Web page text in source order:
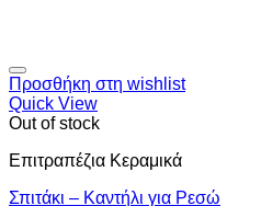
Προσθήκη στη wishlist
Quick View
Out of stock
Επιτραπέζια Κεραμικά
Σπιτάκι – Καντήλι για Ρεσώ